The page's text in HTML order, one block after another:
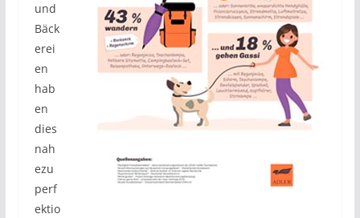
und
Bäck
erei
en
hab
en
dies
nah
ezu
perf
ektio